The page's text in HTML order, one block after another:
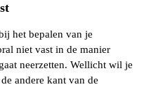
het bepalen van je
niet vast in de manier
neerzetten. Wellicht wil je
andere kant van de